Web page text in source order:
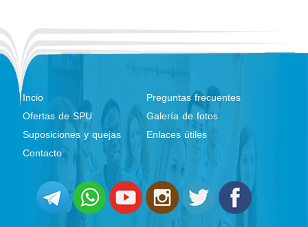
Incio
Preguntas frecuentes
Ofertas de SPU
Galería de fotos
Suposiciones y quejas
Enlaces útiles
Contacto